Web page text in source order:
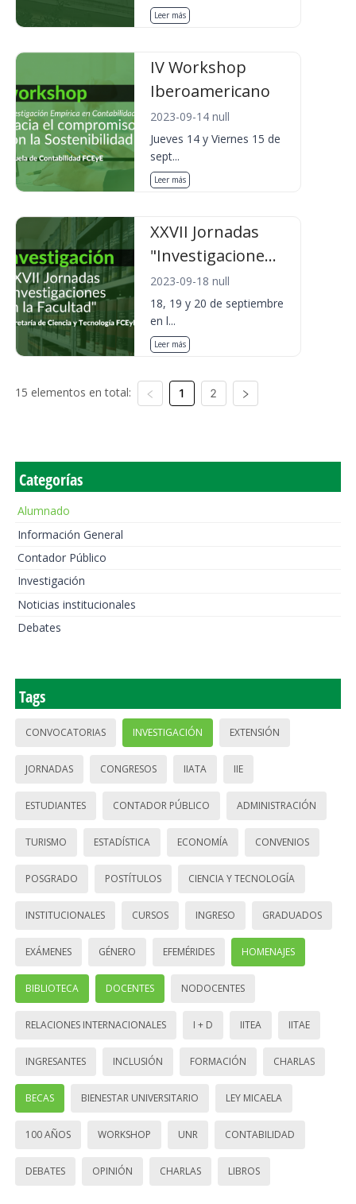
Leer más
IV Workshop
Iberoamericano
2023-09-14 null
Jueves 14 y Viernes 15 de
sept...
Leer más
XXVII Jornadas
"Investigacione...
2023-09-18 null
18, 19 y 20 de septiembre
en l...
Leer más
15 elementos en total: 1 2
Categorías
Alumnado
Información General
Contador Público
Investigación
Noticias institucionales
Debates
Tags
CONVOCATORIAS INVESTIGACIÓN EXTENSIÓN
JORNADAS CONGRESOS IIATA IIE
ESTUDIANTES CONTADOR PÚBLICO ADMINISTRACIÓN
TURISMO ESTADÍSTICA ECONOMÍA CONVENIOS
POSGRADO POSTÍTULOS CIENCIA Y TECNOLOGÍA
INSTITUCIONALES CURSOS INGRESO GRADUADOS
EXÁMENES GÉNERO EFEMÉRIDES HOMENAJES
BIBLIOTECA DOCENTES NODOCENTES
RELACIONES INTERNACIONALES I + D IITEA IITAE
INGRESANTES INCLUSIÓN FORMACIÓN CHARLAS
BECAS BIENESTAR UNIVERSITARIO LEY MICAELA
100 AÑOS WORKSHOP UNR CONTABILIDAD
DEBATES OPINIÓN CHARLAS LIBROS